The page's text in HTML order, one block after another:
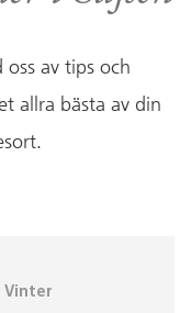
oss av tips och
allra bästa av din
Vinter